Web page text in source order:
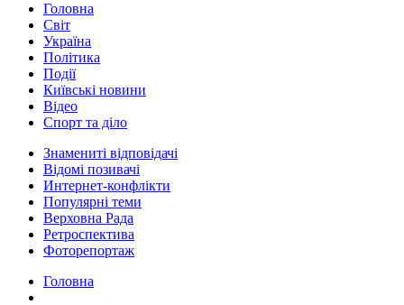
Головна
Світ
Україна
Політика
Події
Київські новини
Відео
Спорт та діло
Знамениті відповідачі
Відомі позивачі
Интернет-конфлікти
Популярні теми
Верховна Рада
Ретроспектива
Фоторепортаж
Головна